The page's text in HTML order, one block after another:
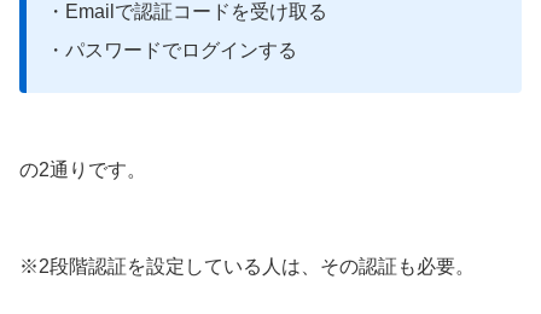
・Emailで認証コードを受け取る
・パスワードでログインする
の2通りです。
※2段階認証を設定している人は、その認証も必要。